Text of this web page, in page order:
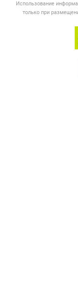
Использование
только при